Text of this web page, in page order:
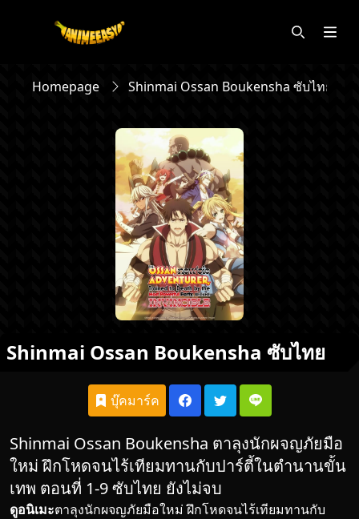
Homepage Shinmai Ossan Boukensha ซับไทย
Shinmai Ossan Boukensha ซับไทย
บุ๊คมาร์ค
Shinmai Ossan Boukensha ตาลุงนักผจญภัยมือ
ใหม่ ฝึกโหดจนไร้เทียมทานกับปาร์ตี้ในตำนานขั้น
เทพ ตอนที่ 1-9 ซับไทย ยังไม่จบ
ดูอนิเมะตาลุงนักผจญภัยมือใหม่ ฝึกโหดจนไร้เทียมทานกับ